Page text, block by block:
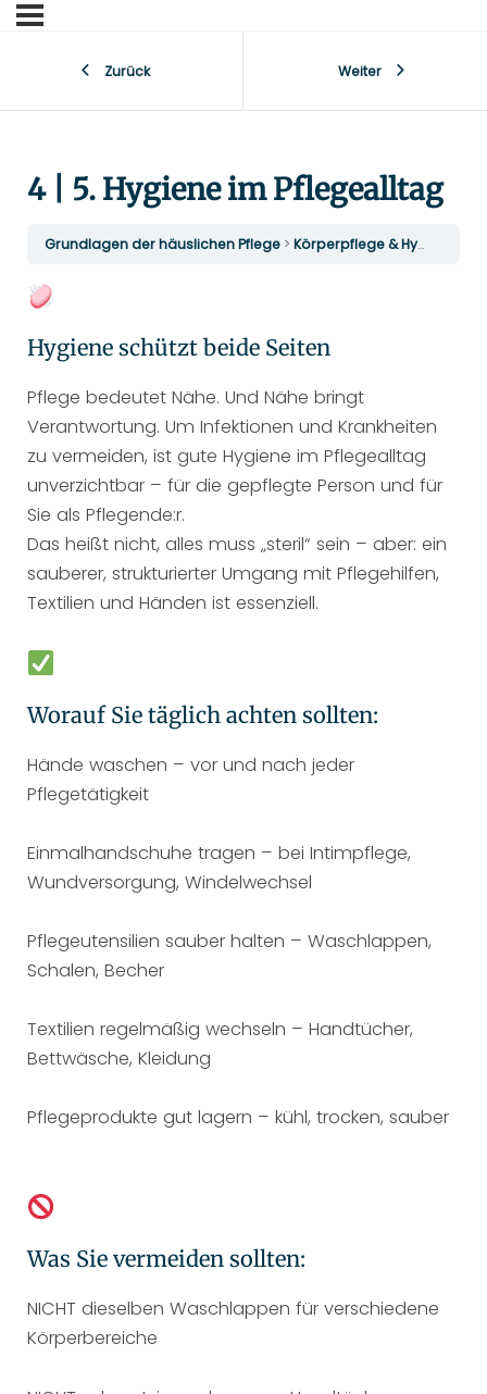
Zurück Weiter
4 | 5. Hygiene im Pflegealltag
Grundlagen der häuslichen Pflege Körperpflege & Hygiene
Hygiene schützt beide Seiten
Pflege bedeutet Nähe. Und Nähe bringt
Verantwortung. Um Infektionen und Krankheiten
zu vermeiden, ist gute Hygiene im Pflegealltag
unverzichtbar – für die gepflegte Person und für
Sie als Pflegende:r.
Das heißt nicht, alles muss „steril“ sein – aber: ein
sauberer, strukturierter Umgang mit Pflegehilfen,
Textilien und Händen ist essenziell.
Worauf Sie täglich achten sollten:
Hände waschen – vor und nach jeder
Pflegetätigkeit
Einmalhandschuhe tragen – bei Intimpflege,
Wundversorgung, Windelwechsel
Pflegeutensilien sauber halten – Waschlappen,
Schalen, Becher
Textilien regelmäßig wechseln – Handtücher,
Bettwäsche, Kleidung
Pflegeprodukte gut lagern – kühl, trocken, sauber
Was Sie vermeiden sollten:
NICHT dieselben Waschlappen für verschiedene
Körperbereiche